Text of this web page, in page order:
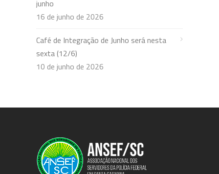
junho
16 de junho de 2026
Café de Integração de Junho será nesta
sexta (12/6)
10 de junho de 2026